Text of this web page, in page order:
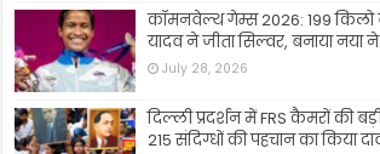
कॉमनवेल्थ गेम्स 2026: 199 किलो
यादव ने जीता सिल्वर, बनाया नया
July 28, 2026
दिल्ली प्रदर्शन में FRS कैमरों की
215 संदिग्धों की पहचान का किया